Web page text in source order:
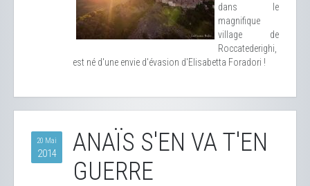
dans le
magnifique
village de
Roccatederighi,
est né d'une envie d'évasion d'Elisabetta Foradori !
20 Mai
2014
ANAÏS S'EN VA T'EN
GUERRE